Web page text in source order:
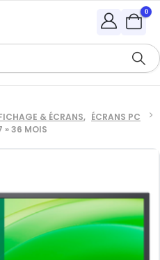
0
& ÉCRANS, ÉCRANS PC
» 36 MOIS